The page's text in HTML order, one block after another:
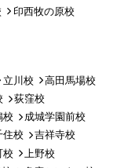
印西牧の原校
立川校
高田馬場校
荻窪校
校
成城学園前校
住校
吉祥寺校
校
上野校